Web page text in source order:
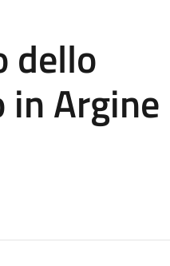
dello
in Argine